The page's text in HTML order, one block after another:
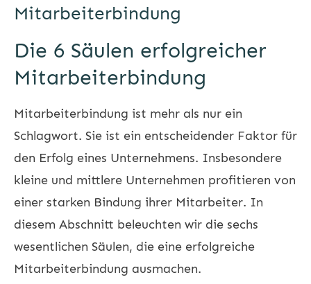
Mitarbeiterbindung
Die 6 Säulen erfolgreicher
Mitarbeiterbindung
Mitarbeiterbindung ist mehr als nur ein
Schlagwort. Sie ist ein entscheidender Faktor für
den Erfolg eines Unternehmens. Insbesondere
kleine und mittlere Unternehmen profitieren von
einer starken Bindung ihrer Mitarbeiter. In
diesem Abschnitt beleuchten wir die sechs
wesentlichen Säulen, die eine erfolgreiche
Mitarbeiterbindung ausmachen.